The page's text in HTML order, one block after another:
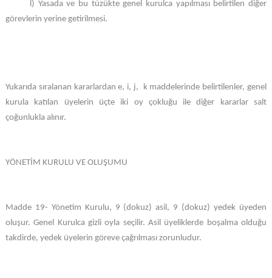
l) Yasada ve bu tüzükte genel kurulca yapılması belirtilen diğer
görevlerin yerine getirilmesi.
Yukarıda sıralanan kararlardan e, i, j, k maddelerinde belirtilenler, genel
kurula katılan üyelerin üçte iki oy çokluğu ile diğer kararlar salt
çoğunlukla alınır.
YÖNETİM KURULU VE OLUŞUMU
Madde 19- Yönetim Kurulu, 9 (dokuz) asil, 9 (dokuz) yedek üyeden
oluşur. Genel Kurulca gizli oyla seçilir. Asil üyeliklerde boşalma olduğu
takdirde, yedek üyelerin göreve çağrılması zorunludur.